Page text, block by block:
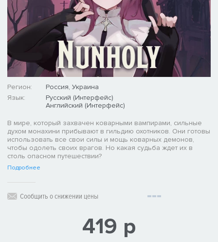
Регион:
Россия, Украина
Язык:
Русский (Интерфейс)
Английский (Интерфейс)
В мире, который захвачен коварными вампирами, сильные
духом монахини прибывают в гильдию охотников. Они готовы
использовать все свои силы и мощь коварных демонов,
чтобы одолеть своих врагов. Но какая судьба ждет их в
столь опасном путешествии?
Подробнее
Сообщить о снижении цены
419 р